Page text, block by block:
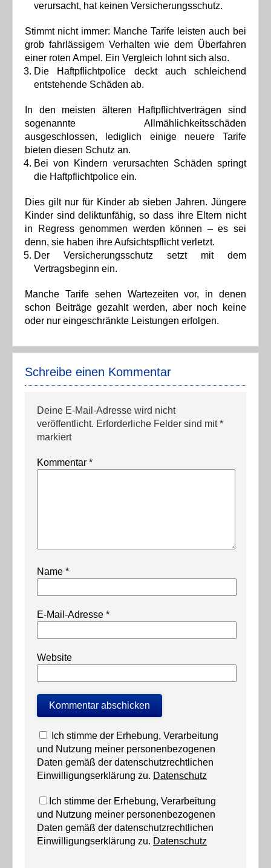
verursacht, hat keinen Versicherungsschutz.
Stimmt nicht immer: Manche Tarife leisten auch bei
grob fahrlässigem Verhalten wie dem Überfahren
einer roten Ampel. Ein Vergleich lohnt sich also.
Die Haftpflichtpolice deckt auch schleichend
entstehende Schäden ab.
In den meisten älteren Haftpflichtverträgen sind
sogenannte Allmählichkeitsschäden
ausgeschlossen, lediglich einige neuere Tarife
bieten diesen Schutz an.
Bei von Kindern verursachten Schäden springt
die Haftpflichtpolice ein.
Dies gilt nur für Kinder ab sieben Jahren. Jüngere
Kinder sind deliktunfähig, so dass ihre Eltern nicht
in Regress genommen werden können – es sei
denn, sie haben ihre Aufsichtspflicht verletzt.
Der Versicherungsschutz setzt mit dem
Vertragsbeginn ein.
Manche Tarife sehen Wartezeiten vor, in denen
schon Beiträge gezahlt werden, aber noch keine
oder nur eingeschränkte Leistungen erfolgen.
Schreibe einen Kommentar
Deine E-Mail-Adresse wird nicht
veröffentlicht. Erforderliche Felder sind mit*
markiert
Kommentar *
Name *
E-Mail-Adresse *
Website
Ich stimme der Erhebung, Verarbeitung
und Nutzung meiner personenbezogenen
Daten gemäß der datenschutzrechtlichen
Einwilligungserklärung zu. Datenschutz
Ich stimme der Erhebung, Verarbeitung
und Nutzung meiner personenbezogenen
Daten gemäß der datenschutzrechtlichen
Einwilligungserklärung zu. Datenschutz